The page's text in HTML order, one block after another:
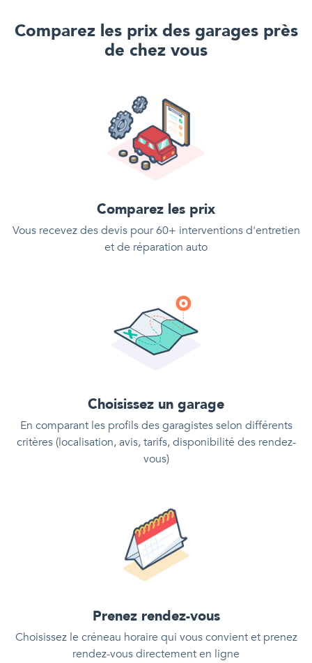
Comparez les prix des garages près
de chez vous
Comparez les prix
Vous recevez des devis pour 60+ interventions d'entretien
et de réparation auto
Choisissez un garage
En comparant les profils des garagistes selon différents
critères (localisation, avis, tarifs, disponibilité des rendez-
vous)
Prenez rendez-vous
Choisissez le créneau horaire qui vous convient et prenez
rendez-vous directement en ligne